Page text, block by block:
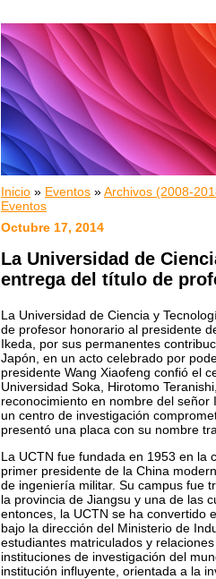
Inicio » Eventos »Archivos (2008-
Eventos
Octubre 17, 2014
La Universidad de
entrega del título de
La Universidad de Ciencia y
de profesor honorario al presidente
Ikeda, por sus permanentes
Japón, en un acto celebrado por
presidente Wang Xiaofeng confió el
Universidad Soka, Hirotomo
reconocimiento en nombre del
un centro de investigación
presentó una placa con su nombre
La UCTN fue fundada en 1953 en la
primer presidente de la China
de ingeniería militar. Su campus fue
la provincia de Jiangsu y una de las
entonces, la UCTN se ha convertido
bajo la dirección del Ministerio de
estudiantes matriculados y
instituciones de investigación del
institución influyente, orientada a la